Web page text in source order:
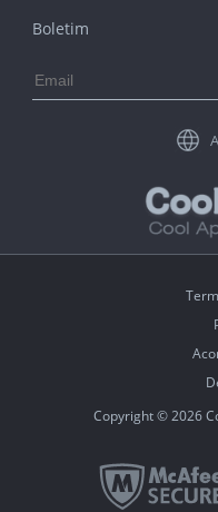
Boletim
Copyright © 2026